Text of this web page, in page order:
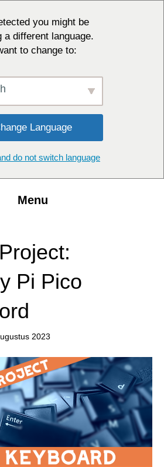
you might be
a different language.
to change to:
Language
do not switch language
Menu
Pi Pico
2023